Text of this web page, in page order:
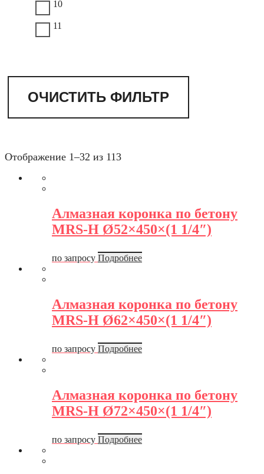
10
11
ОЧИСТИТЬ ФИЛЬТР
Отображение 1–32 из 113
Алмазная коронка по бетону
MRS-H Ø52×450×(1 1/4″)
по запросу Подробнее
Алмазная коронка по бетону
MRS-H Ø62×450×(1 1/4″)
по запросу Подробнее
Алмазная коронка по бетону
MRS-H Ø72×450×(1 1/4″)
по запросу Подробнее